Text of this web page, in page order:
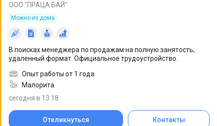
ООО "ПРАЦА БАЙ"
Можно из дома
В поисках менеджера по продажам на полную занятость,
удаленный формат. Официальное трудоустройство.
Опыт работы от 1 года
Малорита
сегодня в 13:18
Откликнуться Контакты